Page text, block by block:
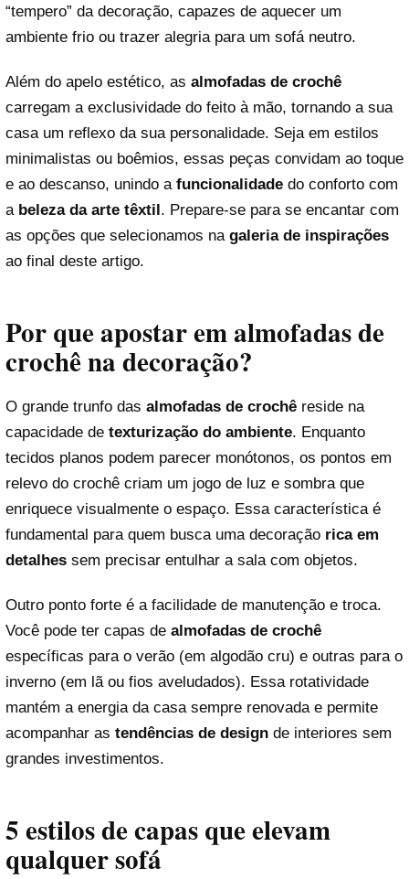
“tempero” da decoração, capazes de aquecer um
ambiente frio ou trazer alegria para um sofá neutro.
Além do apelo estético, as almofadas de crochê
carregam a exclusividade do feito à mão, tornando a sua
casa um reflexo da sua personalidade. Seja em estilos
minimalistas ou boêmios, essas peças convidam ao toque
e ao descanso, unindo a funcionalidade do conforto com
a beleza da arte têxtil . Prepare-se para se encantar com
as opções que selecionamos na galeria de inspirações
ao final deste artigo.
Por que apostar em almofadas de
crochê na decoração?
O grande trunfo das almofadas de crochê reside na
capacidade de texturização do ambiente. Enquanto
tecidos planos podem parecer monótonos, os pontos em
relevo do crochê criam um jogo de luz e sombra que
enriquece visualmente o espaço. Essa característica é
fundamental para quem busca uma decoração rica em
detalhes sem precisar entulhar a sala com objetos.
Outro ponto forte é a facilidade de manutenção e troca.
Você pode ter capas de almofadas de crochê
específicas para o verão (em algodão cru) e outras para o
inverno (em lã ou fios aveludados). Essa rotatividade
mantém a energia da casa sempre renovada e permite
acompanhar as tendências de design de interiores sem
grandes investimentos.
5 estilos de capas que elevam
qualquer sofá